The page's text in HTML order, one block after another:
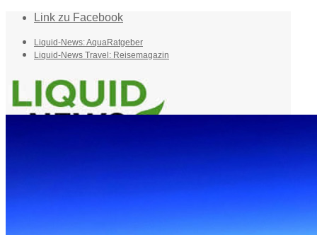
Link zu Facebook
Liquid-News: AquaRatgeber
Liquid-News Travel: Reisemagazin